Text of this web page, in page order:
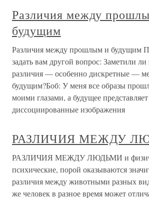
Различия между
будущим
Различия между прошлым и будущим
задать вам другой вопрос: Заметили
различия — особенно дискретные —
будущим?Боб: У меня все образы
моими глазами, а будущее
диссоциированные изображения
РАЗЛИЧИЯ МЕЖДУ
РАЗЛИЧИЯ МЕЖДУ ЛЮДЬМИ и
психические, порой оказываются
различия между животными разных
же человек в разное время может